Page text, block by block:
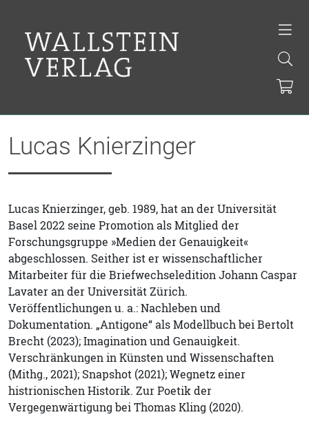
Lucas Knierzinger
Lucas Knierzinger, geb. 1989, hat an der Universität
Basel 2022 seine Promotion als Mitglied der
Forschungsgruppe »Medien der Genauigkeit«
abgeschlossen. Seither ist er wissenschaftlicher
Mitarbeiter für die Briefwechseledition Johann Caspar
Lavater an der Universität Zürich.
Veröffentlichungen u. a.: Nachleben und
Dokumentation. „Antigone“ als Modellbuch bei Bertolt
Brecht (2023); Imagination und Genauigkeit.
Verschränkungen in Künsten und Wissenschaften
(Mithg., 2021); Snapshot (2021); Wegnetz einer
histrionischen Historik. Zur Poetik der
Vergegenwärtigung bei Thomas Kling (2020).